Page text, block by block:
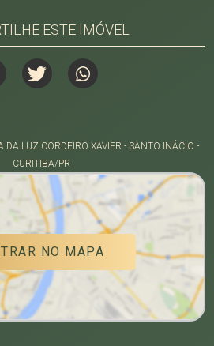
ESTE IMÓVEL
LUZ CORDEIRO XAVIER - SANTO INÁCIO -
CURITIBA/PR
NO MAPA